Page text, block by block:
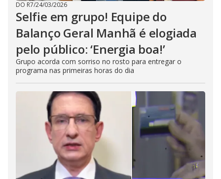
DO R7/24/03/2026
Selfie em grupo! Equipe do
Balanço Geral Manhã é elogiada
pelo público: ‘Energia boa!’
Grupo acorda com sorriso no rosto para entregar o
programa nas primeiras horas do dia